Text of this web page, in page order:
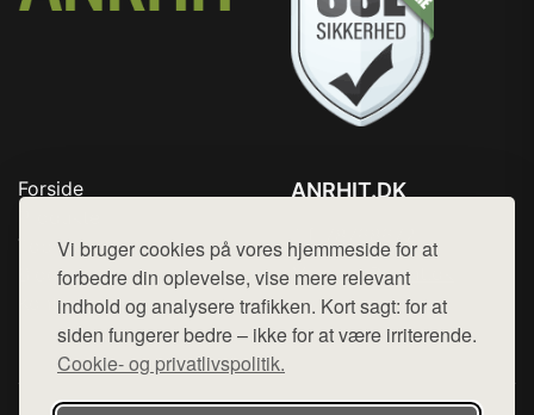
Vi bruger cookies på vores hjemmeside for at
forbedre din oplevelse, vise mere relevant
indhold og analysere trafikken. Kort sagt: for at
siden fungerer bedre – ikke for at være irriterende.
Cookie- og privatlivspolitik.
Forside
Top Rabatter
Blog
Kontakt
ANRHIT.DK
Mail: hej@want.dk
Cookie- og privatlivspolitik